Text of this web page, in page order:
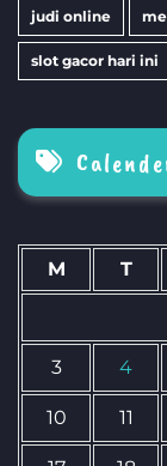
judi online
slot gacor hari ini
M T
3 4
10 11